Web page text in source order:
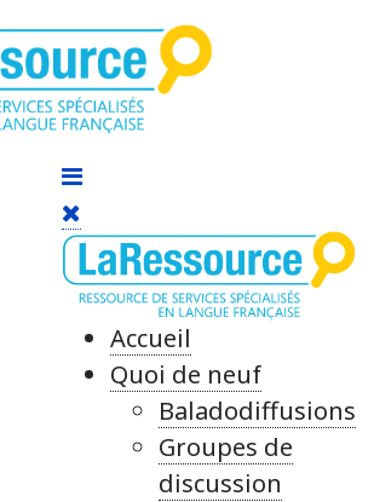
Accueil
Quoi de neuf
Baladodiffusions
Groupes de
discussion